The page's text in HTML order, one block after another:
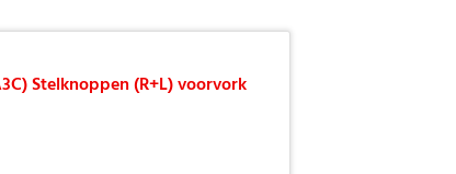
Stelknoppen (R+L) voorvork